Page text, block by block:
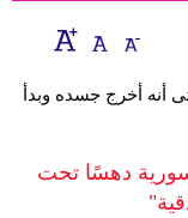
ديكور
أنه أخرج جسده وبدأ
دهسًا تحت